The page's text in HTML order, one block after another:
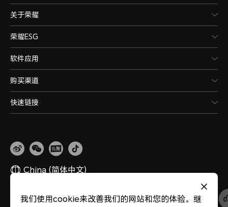
关于荣耀
荣耀ESG
软件应用
购买渠道
快速链接
China (简体中文)
网站地图 隐私政策 使用条款 关于cookies 法律信息 除名查询
我们使用cookie来改善我们的网站和您的体验。继